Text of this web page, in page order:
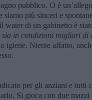
pubblico. O è
più sinceri e
water di un gabinetto è
in condizioni migliori di
igiene. Niente affatto,
per gli anziani e tutti
Si gioca con due